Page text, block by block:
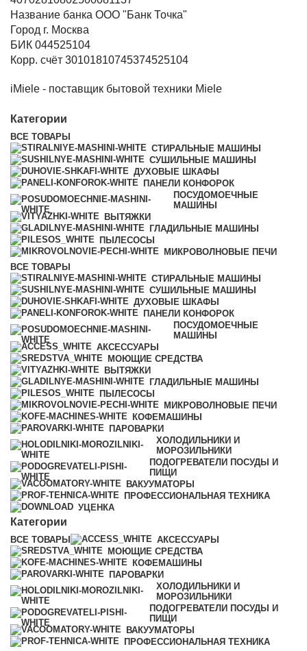
Название банка ООО "Банк Точка"
Город г. Москва
БИК 044525104
Корр. счёт 30101810745374525104
iMiele - поставщик бытовой техники Miele
Категории
ВСЕ ТОВАРЫ
СТИРАЛЬНЫЕ МАШИНЫ
СУШИЛЬНЫЕ МАШИНЫ
ДУХОВЫЕ ШКАФЫ
ПАНЕЛИ КОНФОРОК
ПОСУДОМОЕЧНЫЕ
МАШИНЫ
ВЫТЯЖКИ
ГЛАДИЛЬНЫЕ МАШИНЫ
ПЫЛЕСОСЫ
МИКРОВОЛНОВЫЕ ПЕЧИ
ВСЕ ТОВАРЫ
СТИРАЛЬНЫЕ МАШИНЫ
СУШИЛЬНЫЕ МАШИНЫ
ДУХОВЫЕ ШКАФЫ
ПАНЕЛИ КОНФОРОК
ПОСУДОМОЕЧНЫЕ
МАШИНЫ
АКСЕССУАРЫ
МОЮЩИЕ СРЕДСТВА
ВЫТЯЖКИ
ГЛАДИЛЬНЫЕ МАШИНЫ
ПЫЛЕСОСЫ
МИКРОВОЛНОВЫЕ ПЕЧИ
КОФЕМАШИНЫ
ПАРОВАРКИ
ХОЛОДИЛЬНИКИ И
МОРОЗИЛЬНИКИ
ПОДОГРЕВАТЕЛИ ПОСУДЫ И
ПИЩИ
ВАКУУМАТОРЫ
ПРОФЕССИОНАЛЬНАЯ ТЕХНИКА
УЦЕНКА
Категории
ВСЕ ТОВАРЫ
АКСЕССУАРЫ
МОЮЩИЕ СРЕДСТВА
КОФЕМАШИНЫ
ПАРОВАРКИ
ХОЛОДИЛЬНИКИ И
МОРОЗИЛЬНИКИ
ПОДОГРЕВАТЕЛИ ПОСУДЫ И
ПИЩИ
ВАКУУМАТОРЫ
ПРОФЕССИОНАЛЬНАЯ ТЕХНИКА